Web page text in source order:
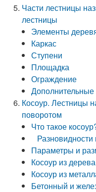
Части лестницы
лестницы
Элементы
Каркас
Ступени
Площадка
Ограждение
Косоур. Лестницы
поворотом
Что такое
Разновидности
Параметры и
Косоур из дерева
Косоур из
Бетонный и